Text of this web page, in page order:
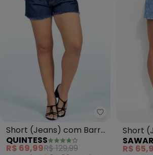
Quintess -
Short (Jeans) com Barra
Desfiada
QUINTESS
R$ 69,99R$ 129,99
Short
R$